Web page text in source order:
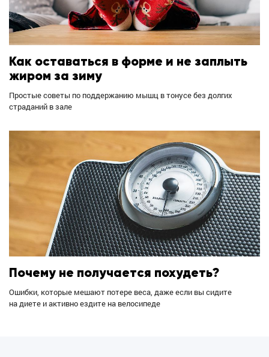
Как оставаться в форме и не заплыть
жиром за зиму
Простые советы по поддержанию мышц в тонусе без долгих
страданий в зале
Почему не получается похудеть?
Ошибки, которые мешают потере веса, даже если вы сидите
на диете и активно ездите на велосипеде